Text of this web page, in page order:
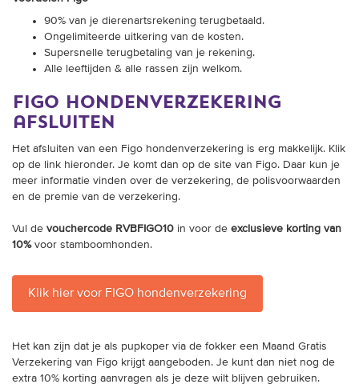
90% van je dierenartsrekening terugbetaald.
Ongelimiteerde uitkering van de kosten.
Supersnelle terugbetaling van je rekening.
Alle leeftijden & alle rassen zijn welkom.
figo hondenverzekering
afsluiten
Het afsluiten van een Figo hondenverzekering is erg makkelijk. Klik
op de link hieronder. Je komt dan op de site van Figo. Daar kun je
meer informatie vinden over de verzekering, de polisvoorwaarden
en de premie van de verzekering.
Vul de vouchercode RVBFIGO10 in voor de exclusieve korting van
10%voor stamboomhonden.
Klik hier voor FIGO hondenverzekering
Het kan zijn dat je als pupkoper via de fokker een Maand Gratis
Verzekering van Figo krijgt aangeboden. Je kunt dan niet nog de
extra 10% korting aanvragen als je deze wilt blijven gebruiken.